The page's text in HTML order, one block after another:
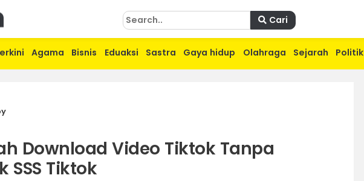
Cari
Agama Bisnis Eduaksi Sastra Gaya hidup Olahraga Sejarah Politik
Download Video Tiktok Tanpa
SSS Tiktok